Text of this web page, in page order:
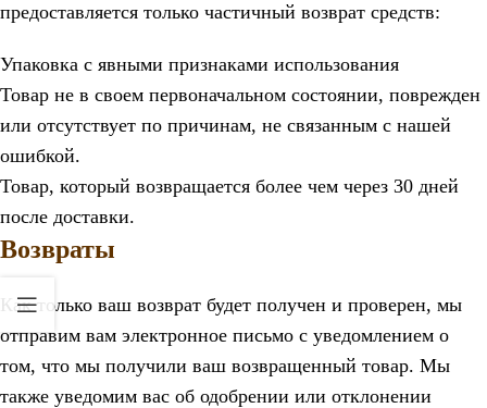
предоставляется только частичный возврат средств:
Упаковка с явными признаками использования
Товар не в своем первоначальном состоянии, поврежден
или отсутствует по причинам, не связанным с нашей
ошибкой.
Товар, который возвращается более чем через 30 дней
после доставки.
Возвраты
Как только ваш возврат будет получен и проверен, мы
отправим вам электронное письмо с уведомлением о
том, что мы получили ваш возвращенный товар. Мы
также уведомим вас об одобрении или отклонении